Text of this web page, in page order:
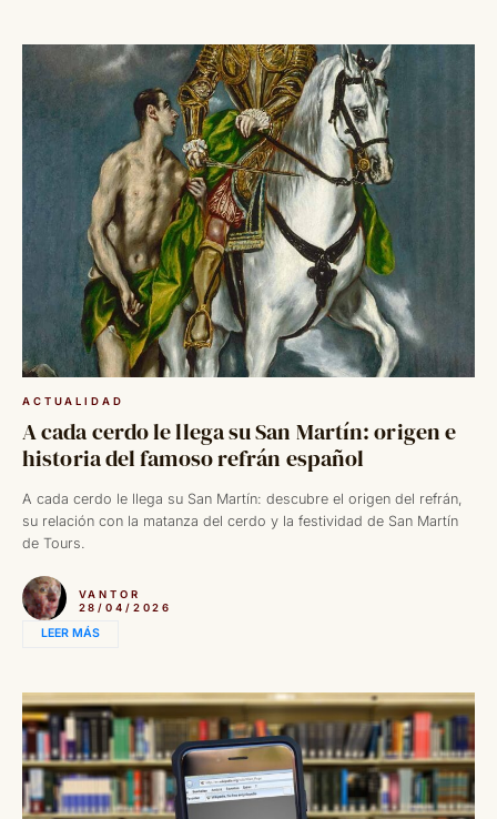
ACTUALIDAD
A cada cerdo le llega su San Martín: origen e
historia del famoso refrán español
A cada cerdo le llega su San Martín: descubre el origen del refrán,
su relación con la matanza del cerdo y la festividad de San Martín
de Tours.
VANTOR
28/04/2026
LEER MÁS